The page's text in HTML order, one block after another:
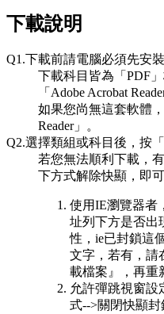
下載說明
Q1.下載前請電腦必須先安裝
下載科目皆為「PDF
「Adobe Acrobat
如果您尚無這套軟體
Reader」。
Q2.選擇類組或科目後，按
若您無法順利下載，
下方式解除快顯，即
使用IE瀏覽器者
址列下方是否出
性，ie已封鎖這
文字，若有，請
載檔案』，再重
允許彈跳視窗設
式-->關閉快顯封